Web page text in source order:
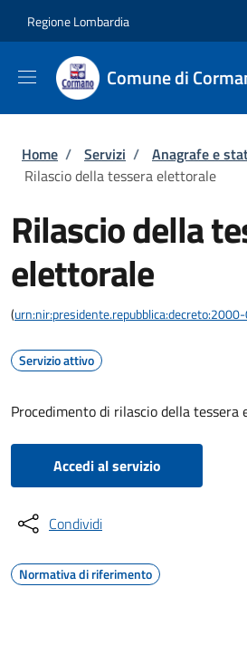
Regione Lombardia
Comune di
Briciole di pane
Home / Servizi / Anagrafe e
Rilascio della tessera elettorale
Rilascio della
elettorale
(
Servizio attivo
Procedimento di rilascio della tessera
Accedi al servizio
Condividi
Normativa di riferimento